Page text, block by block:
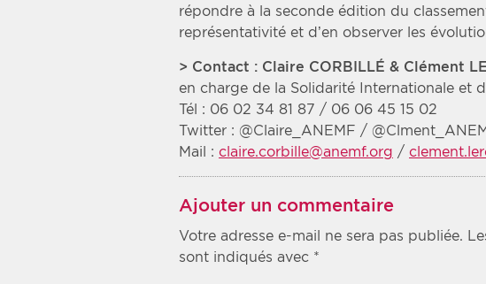
répondre à la seconde édition du
représentativité et d’en observer les
> Contact : Claire CORBILLÉ & Clément
en charge de la Solidarité Internationale et
Tél : 06 02 34 81 87 / 06 06 45 15 02
Twitter : @Claire_ANEMF /
Mail : claire.corbille@anemf.org /
Ajouter un commentaire
Votre adresse e-mail ne sera pas publiée.
sont indiqués avec *